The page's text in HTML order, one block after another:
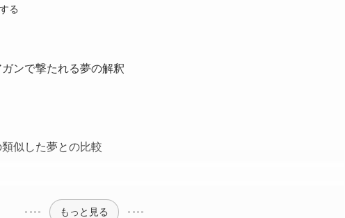
る
ンで撃たれる夢の解釈
似した夢との比較
もっと見る